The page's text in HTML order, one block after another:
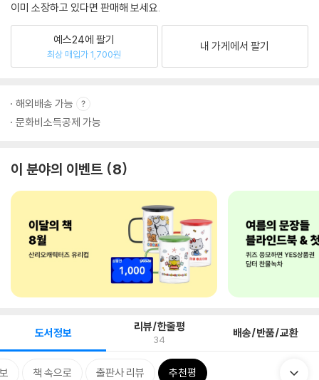
이미 소장하고 있다면 판매해 보세요.
예스24에 팔기
최상 매입가 1,700원
내 가게에서 팔기
해외배송 가능
문화비소득공제 가능
이 분야의 이벤트 8
도서정보 리뷰/한줄평
34 배송/반품/교환
책 속으로 출판사 리뷰 추천평